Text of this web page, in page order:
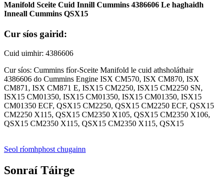
Manifold Sceite Cuid Innill Cummins 4386606 Le haghaidh
Inneall Cummins QSX15
Cur síos gairid:
Cuid uimhir: 4386606
Cur síos: Cummins fíor-Sceite Manifold le cuid athsholáthair
4386606 do Cummins Engine ISX CM570, ISX CM870, ISX
CM871, ISX CM871 E, ISX15 CM2250, ISX15 CM2250 SN,
ISX15 CM01350, ISX15 CM01350, ISX15 CM01350, ISX15
CM01350 ECF, QSX15 CM2250, QSX15 CM2250 ECF, QSX15
CM2250 X115, QSX15 CM2350 X105, QSX15 CM2350 X106,
QSX15 CM2350 X115, QSX15 CM2350 X115, QSX15
Seol ríomhphost chugainn
Sonraí Táirge